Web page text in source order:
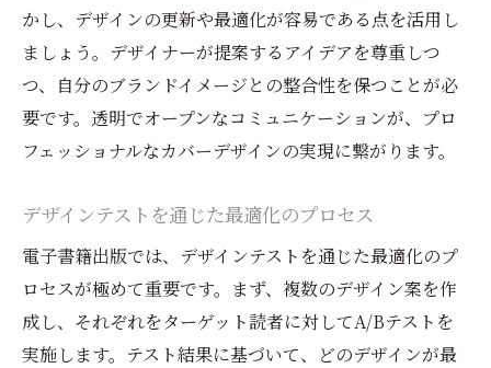
かし、デザインの更新や最適化が容易である点を活用し
ましょう。デザイナーが提案するアイデアを尊重しつ
つ、自分のブランドイメージとの整合性を保つことが必
要です。透明でオープンなコミュニケーションが、プロ
フェッショナルなカバーデザインの実現に繋がります。
デザインテストを通じた最適化のプロセス
電子書籍出版では、デザインテストを通じた最適化のプ
ロセスが極めて重要です。まず、複数のデザイン案を作
成し、それぞれをターゲット読者に対してA/Bテストを
実施します。テスト結果に基づいて、どのデザインが最